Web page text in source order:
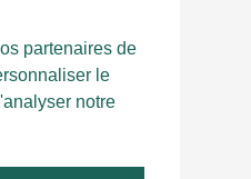
partenaires de
le
notre